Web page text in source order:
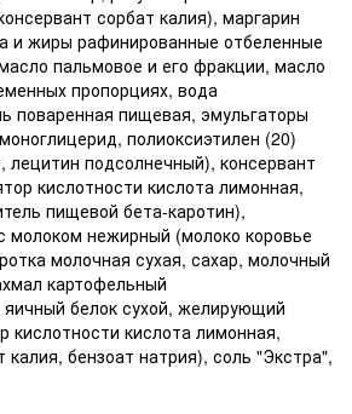
сорбат калия), маргарин
и жиры рафинированные отбеленные
пальмовое и его фракции, масло
пропорциях, вода
поваренная пищевая, эмульгаторы
полиоксиэтилен (20)
лецитин подсолнечный), консервант
кислотности кислота лимонная,
пищевой бета-каротин),
молоком нежирный (молоко коровье
молочная сухая, сахар, молочный
картофельный
белок сухой, желирующий
кислотности кислота лимонная,
калия, бензоат натрия), соль "Экстра",